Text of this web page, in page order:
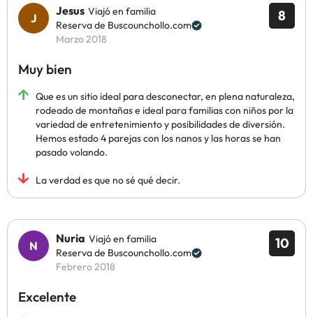
8
Jesus Viajó en familia
Reserva de Buscounchollo.com
Marzo 2018
Muy bien
Que es un sitio ideal para desconectar, en plena naturaleza,
rodeado de montañas e ideal para familias con niños por la
variedad de entretenimiento y posibilidades de diversión.
Hemos estado 4 parejas con los nanos y las horas se han
pasado volando.
La verdad es que no sé qué decir.
10
Nuria Viajó en familia
Reserva de Buscounchollo.com
Febrero 2018
Excelente